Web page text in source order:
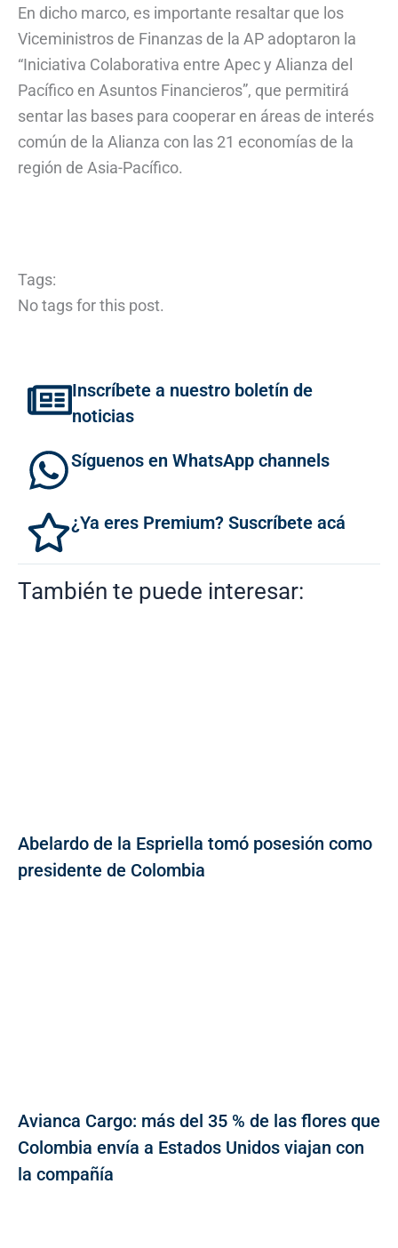
En dicho marco, es importante resaltar que los
Viceministros de Finanzas de la AP adoptaron la
“Iniciativa Colaborativa entre Apec y Alianza del
Pacífico en Asuntos Financieros”, que permitirá
sentar las bases para cooperar en áreas de interés
común de la Alianza con las 21 economías de la
región de Asia-Pacífico.
Tags:
No tags for this post.
Inscríbete a nuestro boletín de
noticias
Síguenos en WhatsApp channels
¿Ya eres Premium? Suscríbete acá
También te puede interesar:
Abelardo de la Espriella tomó posesión como
presidente de Colombia
Avianca Cargo: más del 35 % de las flores que
Colombia envía a Estados Unidos viajan con
la compañía